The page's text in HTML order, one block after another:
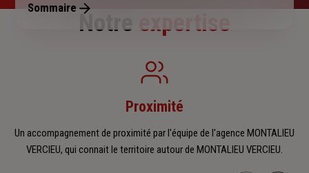
Sommaire
Notre expertise
Proximité
Un accompagnement de proximité par l'équipe de l'agence MONTALIEU
VERCIEU, qui connait le territoire autour de MONTALIEU VERCIEU.